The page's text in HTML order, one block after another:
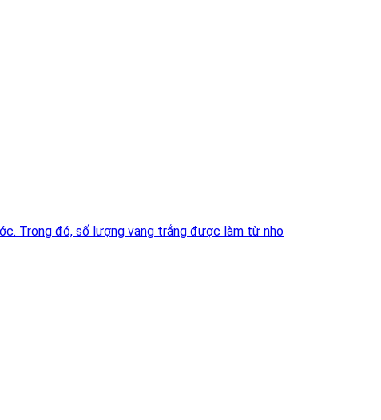
Trong đó, số lượng vang trắng được làm từ nho